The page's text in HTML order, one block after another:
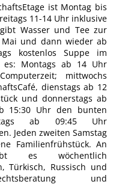
ist Montag bis
11-14 Uhr inklusive
Wasser und Tee zur
und dann wieder ab
kostenlos Suppe im
Uhr
mittwochs
dienstags ab 12
und donnerstags ab
15:30 Uhr den bunten
ab 09:45 Uhr
Jeden zweiten Samstag
An
es wöchentlich
Türkisch, Russisch und
und